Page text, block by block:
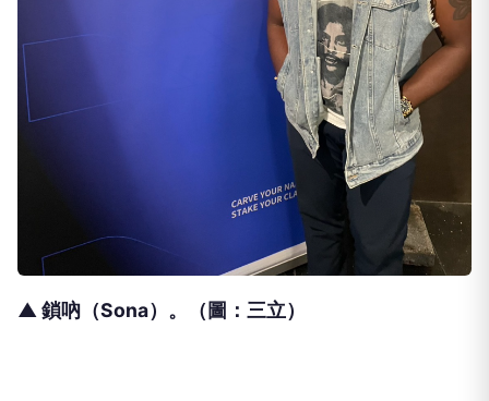
▲ 鎖吶（Sona）。（圖：三立）